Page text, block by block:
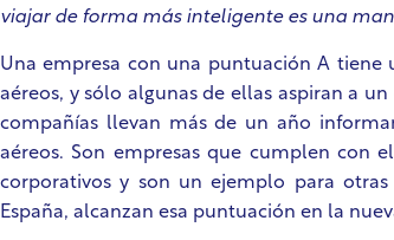
viajar de forma más inteligente es una
Una empresa con una puntuación A
aéreos, y sólo algunas de ellas aspiran a
compañías llevan más de un año
aéreos. Son empresas que cumplen con
corporativos y son un ejemplo para
España, alcanzan esa puntuación en la